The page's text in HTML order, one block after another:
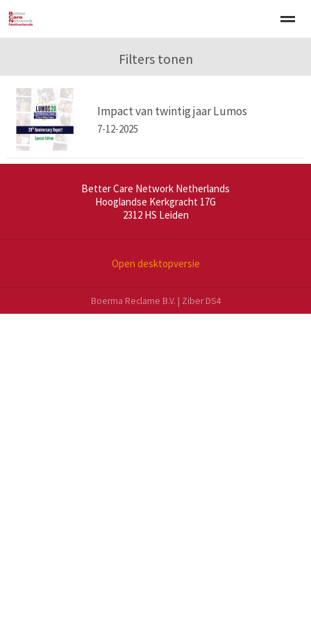
Werken met kinderen
Home Nieuws Agenda E-mail
Filters tonen
Impact van twintig jaar Lumos
7-12-2025
Better Care Network Netherlands
Hooglandse Kerkgracht 17G
2312 HS Leiden
Open desktopversie
Boerma Reclame B.V. | Ziber DS4